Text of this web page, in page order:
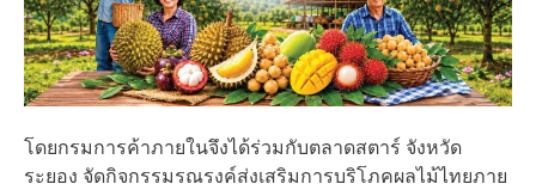
โดยกรมการค้าภายในจึงได้ร่วมกับตลาดสตาร์ จังหวัด
ระยอง จัดกิจกรรมรณรงค์ส่งเสริมการบริโภคผลไม้ไทยภาย